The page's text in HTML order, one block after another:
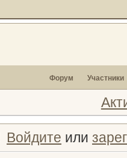
Форум Участники
Войдите или